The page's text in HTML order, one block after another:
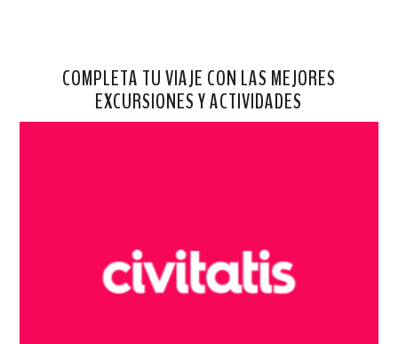
COMPLETA TU VIAJE CON LAS MEJORES
EXCURSIONES Y ACTIVIDADES